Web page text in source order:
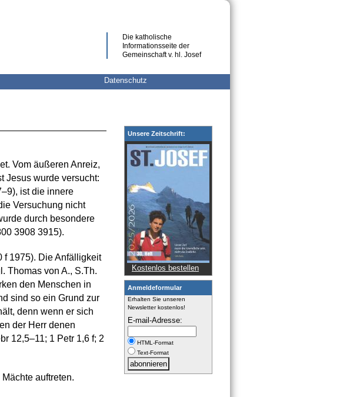
Die katholische
Informationsseite der
Gemeinschaft v. hl. Josef
Datenschutz
Unsere Zeitschrift:
Kostenlos bestellen
Anmeldeformular
Erhalten Sie unseren
Newsletter kostenlos!
E-mail-Adresse:
HTML-Format
Text-Format
Vom äußeren Anreiz,
Jesus wurde versucht:
ist die innere
Versuchung nicht
durch besondere
3908 3915).
f 1975). Die Anfälligkeit
Thomas von A., S.Th.
den Menschen in
sind so ein Grund zur
denn wenn er sich
der Herr denen
12,5–11; 1 Petr 1,6 f; 2
auftreten.